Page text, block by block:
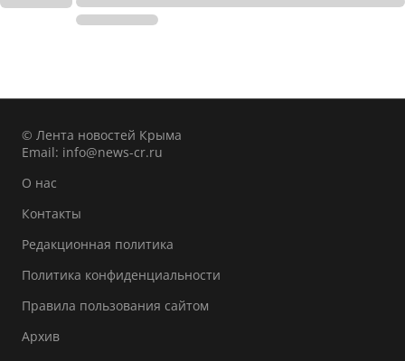
© Лента новостей Крыма
Email: info@news-cr.ru
О нас
Контакты
Редакционная политика
Политика конфиденциальности
Правила пользования сайтом
Архив